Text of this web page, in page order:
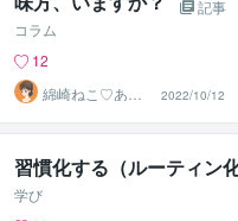
記事
コラム
12
綿崎ねこ♡あな
たの心と子育て
を応援し隊
2022/10/12
習慣化する（ルーティン
学び